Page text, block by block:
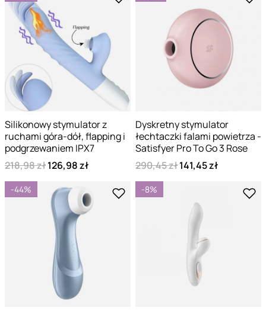
Silikonowy stymulator z
ruchami góra-dół, flapping i
podgrzewaniem IPX7
218,98 zł126,98 zł
Dyskretny stymulator
łechtaczki falami powietrza -
Satisfyer Pro To Go 3 Rose
290,45 zł141,45 zł
-44% -8%